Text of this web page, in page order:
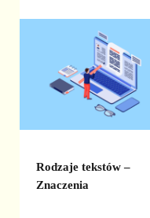
Rodzaje tekstów –
Znaczenia